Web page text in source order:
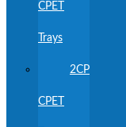
CPET
Trays
2CP
CPET